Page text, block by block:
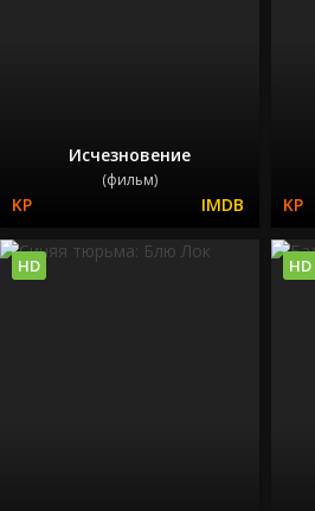
Исчезновение
(фильм)
HD HD